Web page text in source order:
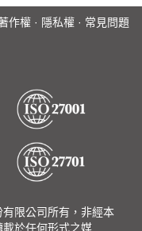
預估為2.32億片，
貨量則因7~8吋需求
TFT LCD應用出貨
大、基期較低的平板
慧型手機除淡季效應
能型手機亦將因需求
體台廠手機用TFT
究於9月宣布破產清
整體中小尺寸面板
季增幅約為6~7%。
作權· 隱私權· 常見問題
限公司所有，非經本
於任何形式之媒